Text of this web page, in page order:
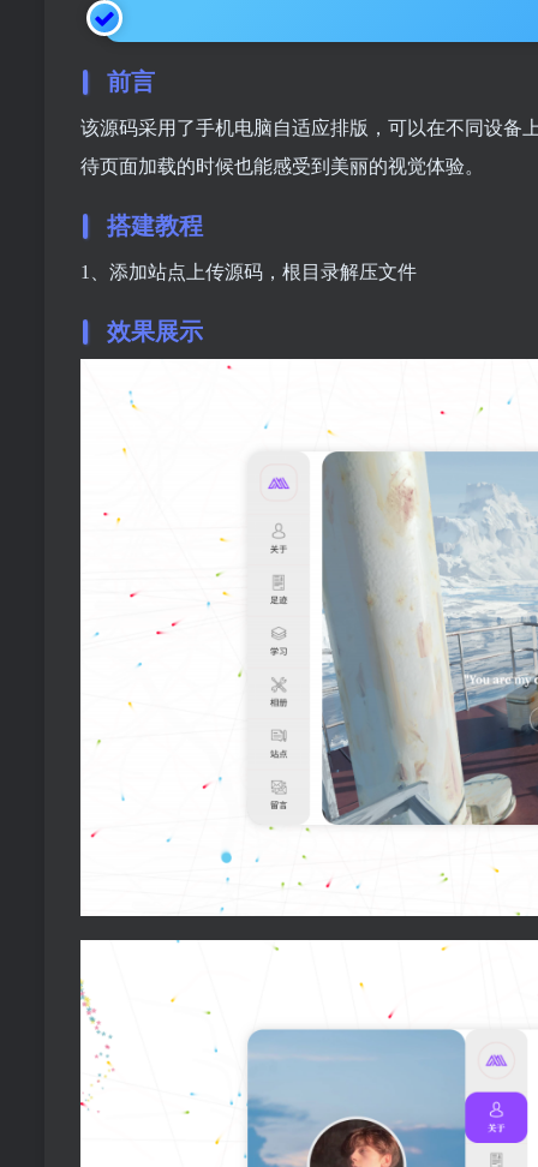
前言
该源码采用了手机电脑自适应排版，可以在不同设备
待页面加载的时候也能感受到美丽的视觉体验。
搭建教程
1、添加站点上传源码，根目录解压文件
效果展示